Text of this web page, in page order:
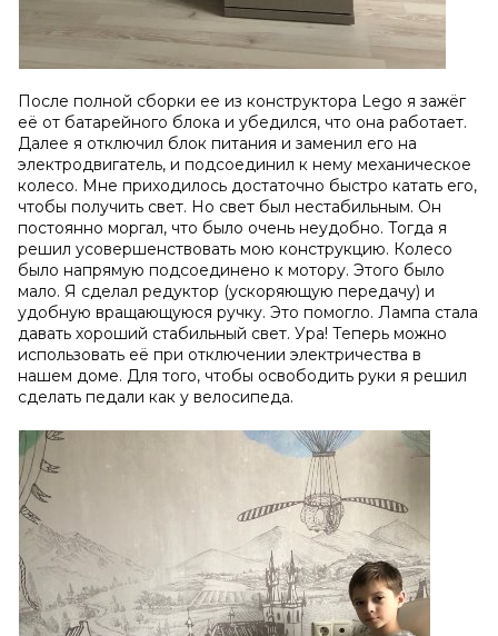
После полной сборки ее из конструктора Lego я зажёг
её от батарейного блока и убедился, что она работает.
Далее я отключил блок питания и заменил его на
электродвигатель, и подсоединил к нему механическое
колесо. Мне приходилось достаточно быстро катать его,
чтобы получить свет. Но свет был нестабильным. Он
постоянно моргал, что было очень неудобно. Тогда я
решил усовершенствовать мою конструкцию. Колесо
было напрямую подсоединено к мотору. Этого было
мало. Я сделал редуктор (ускоряющую передачу) и
удобную вращающуюся ручку. Это помогло. Лампа стала
давать хороший стабильный свет. Ура! Теперь можно
использовать её при отключении электричества в
нашем доме. Для того, чтобы освободить руки я решил
сделать педали как у велосипеда.